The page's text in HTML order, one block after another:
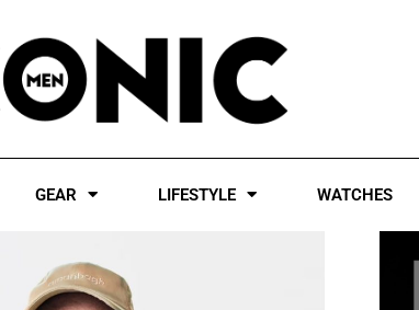
GEAR LIFESTYLE WATCHES